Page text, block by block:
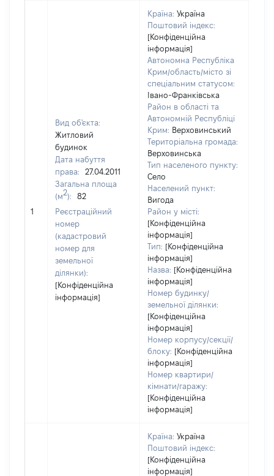
1
Вид об'єкта:
Житловий
будинок
Дата набуття
права:
27.04.2011
Загальна площа
(м2):
82
Реєстраційний
номер
(кадастровий
номер для
земельної
ділянки):
[Конфіденційна
інформація]
Країна: Україна
Поштовий індекс:
[Конфіденційна
інформація]
Автономна Республіка
Крим/область/місто зі
спеціальним статусом:
Івано-Франківська
Район в області та
Автономній Республіці
Крим: Верховинський
Територіальна громада:
Верховинська
Тип населеного пункту:
Село
Населений пункт:
Вигода
Район у місті:
[Конфіденційна
інформація]
Тип: [Конфіденційна
інформація]
Назва: [Конфіденційна
інформація]
Номер будинку/
земельної ділянки:
[Конфіденційна
інформація]
Номер корпусу/секції/
блоку: [Конфіденційна
інформація]
Номер квартири/
кімнати/гаражу:
[Конфіденційна
інформація]
Країна: Україна
Поштовий індекс:
[Конфіденційна
інформація]